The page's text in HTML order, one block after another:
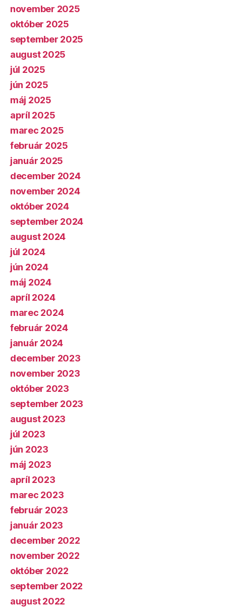
november 2025
október 2025
september 2025
august 2025
júl 2025
jún 2025
máj 2025
apríl 2025
marec 2025
február 2025
január 2025
december 2024
november 2024
október 2024
september 2024
august 2024
júl 2024
jún 2024
máj 2024
apríl 2024
marec 2024
február 2024
január 2024
december 2023
november 2023
október 2023
september 2023
august 2023
júl 2023
jún 2023
máj 2023
apríl 2023
marec 2023
február 2023
január 2023
december 2022
november 2022
október 2022
september 2022
august 2022